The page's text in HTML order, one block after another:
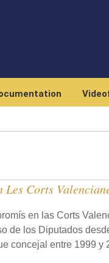
Les Corts
en las Corts
de los Diputados
concejal entre 1999 y